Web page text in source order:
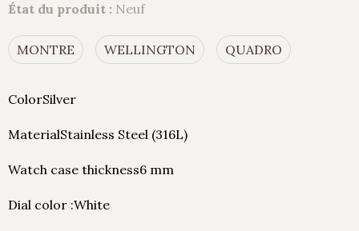
État du produit : Neuf
MONTRE WELLINGTON QUADRO
ColorSilver
MaterialStainless Steel (316L)
Watch case thickness6 mm
Dial color :White